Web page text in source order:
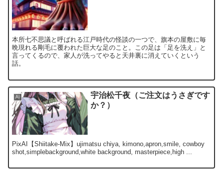
本所七不思議と呼ばれる江戸時代の怪談の一つで、旗本の屋敷に毎
晩現れる剛毛に覆われた巨大な足のこと。この足は「足を洗え」と
言ってくるので、家人が洗ってやると天井裏に消えていくという
話。
AI
宇治松千夜（ご注文はうさぎです
か？）
PixAI【Shiitake-Mix】ujimatsu chiya, kimono,apron,smile, cowboy
shot,simplebackground,white background, masterpiece,high ...